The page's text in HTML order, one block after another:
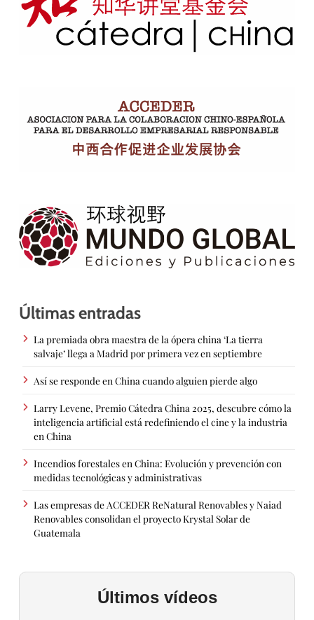
Últimas entradas
La premiada obra maestra de la ópera china ‘La tierra
salvaje’ llega a Madrid por primera vez en septiembre
Así se responde en China cuando alguien pierde algo
Larry Levene, Premio Cátedra China 2025, descubre cómo la
inteligencia artificial está redefiniendo el cine y la industria
en China
Incendios forestales en China: Evolución y prevención con
medidas tecnológicas y administrativas
Las empresas de ACCEDER ReNatural Renovables y Naiad
Renovables consolidan el proyecto Krystal Solar de
Guatemala
Últimos vídeos